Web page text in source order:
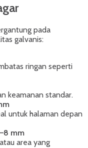
pada
galvanis:
ringan seperti
keamanan standar.
untuk halaman depan
mm
area yang